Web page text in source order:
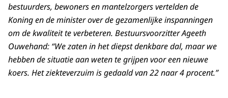
bestuurders, bewoners en mantelzorgers vertelden de
Koning en de minister over de gezamenlijke inspanningen
om de kwaliteit te verbeteren. Bestuursvoorzitter Ageeth
Ouwehand: “We zaten in het diepst denkbare dal, maar we
hebben de situatie aan weten te grijpen voor een nieuwe
koers. Het ziekteverzuim is gedaald van 22 naar 4 procent.”